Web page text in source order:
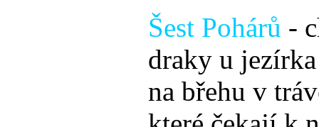
Šest Pohárů -
draky u
na břehu v